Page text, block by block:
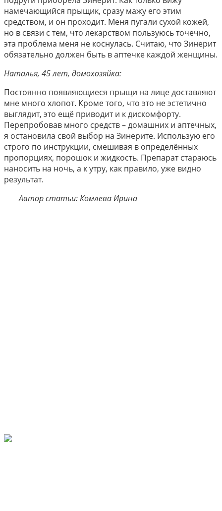
намечающийся прыщик, сразу мажу его этим
средством, и он проходит. Меня пугали сухой кожей,
но в связи с тем, что лекарством пользуюсь точечно,
эта проблема меня не коснулась. Считаю, что Зинерит
обязательно должен быть в аптечке каждой женщины.
Наталья, 45 лет, домохозяйка:
Постоянно появляющиеся прыщи на лице доставляют
мне много хлопот. Кроме того, что это не эстетично
выглядит, это ещё приводит и к дискомфорту.
Перепробовав много средств – домашних и аптечных,
я остановила свой выбор на Зинерите. Использую его
строго по инструкции, смешивая в определённых
пропорциях, порошок и жидкость. Препарат стараюсь
наносить на ночь, а к утру, как правило, уже видно
результат.
Автор статьи: Комлева Ирина